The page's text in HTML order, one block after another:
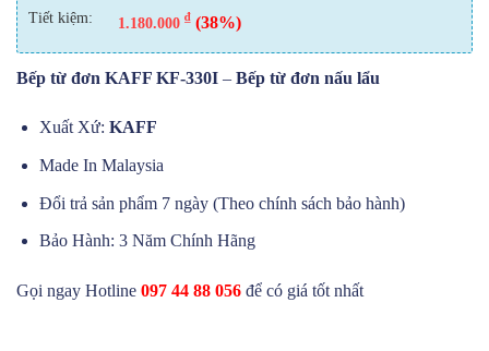
Tiết kiệm: 1.180.000 ₫ (38%)
Bếp từ đơn KAFF KF-330I – Bếp từ đơn nấu lẩu
Xuất Xứ: KAFF
Made In Malaysia
Đổi trả sản phẩm 7 ngày (Theo chính sách bảo hành)
Bảo Hành: 3 Năm Chính Hãng
Gọi ngay Hotline 097 44 88 056 để có giá tốt nhất